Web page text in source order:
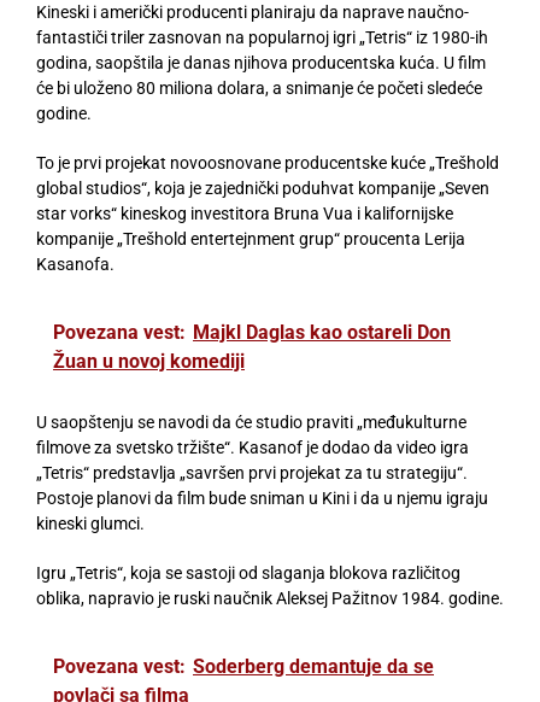
Kineski i američki producenti planiraju da naprave naučno-
fantastiči triler zasnovan na popularnoj igri „Tetris“ iz 1980-ih
godina, saopštila je danas njihova producentska kuća. U film
će bi uloženo 80 miliona dolara, a snimanje će početi sledeće
godine.
To je prvi projekat novoosnovane producentske kuće „Trešhold
global studios“, koja je zajednički poduhvat kompanije „Seven
star vorks“ kineskog investitora Bruna Vua i kalifornijske
kompanije „Trešhold entertejnment grup“ proucenta Lerija
Kasanofa.
Povezana vest: Majkl Daglas kao ostareli Don
Žuan u novoj komediji
U saopštenju se navodi da će studio praviti „međukulturne
filmove za svetsko tržište“. Kasanof je dodao da video igra
„Tetris“ predstavlja „savršen prvi projekat za tu strategiju“.
Postoje planovi da film bude sniman u Kini i da u njemu igraju
kineski glumci.
Igru „Tetris“, koja se sastoji od slaganja blokova različitog
oblika, napravio je ruski naučnik Aleksej Pažitnov 1984. godine.
Povezana vest: Soderberg demantuje da se
povlači sa filma